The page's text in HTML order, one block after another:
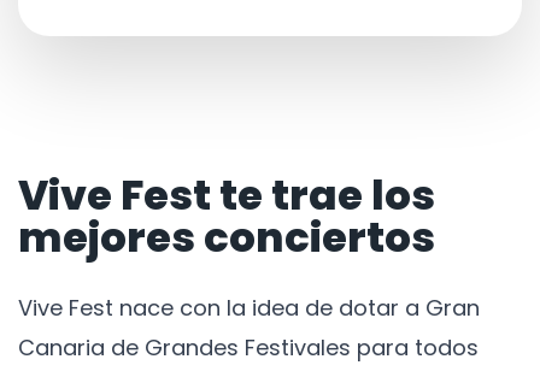
Vive Fest te trae los
mejores conciertos
Vive Fest nace con la idea de dotar a Gran
Canaria de Grandes Festivales para todos